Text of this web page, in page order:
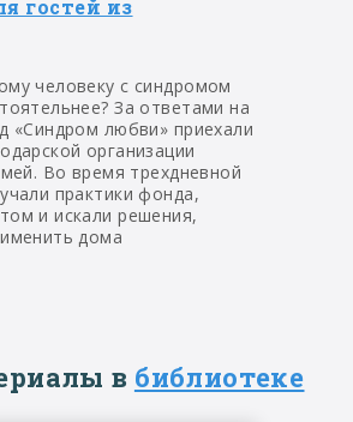
гостей из
человеку с синдромом
За ответами на
«Синдром любви» приехали
организации
Во время трехдневной
практики фонда,
и искали решения,
дома
в библиотеке